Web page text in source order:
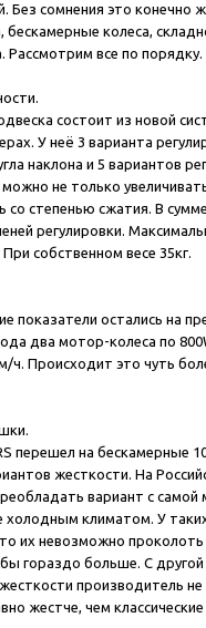
Без сомнения это конечно
бескамерные колеса,
Рассмотрим все по порядку.
состоит из новой
У неё 3 варианта
наклона и 5 вариантов
можно не только
со степенью сжатия. В
регулировки.
собственном весе 35кг.
показатели остались на
два мотор-колеса по
ч. Происходит это чуть
перешел на бескамерные
жесткости. На
вариант с самой
холодным климатом. У
их невозможно проколоть
гораздо больше. С
производитель не
жестче, чем